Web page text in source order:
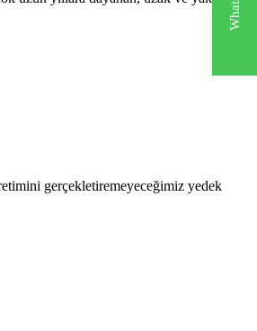
gerçekletiremeyeceğimiz yedek